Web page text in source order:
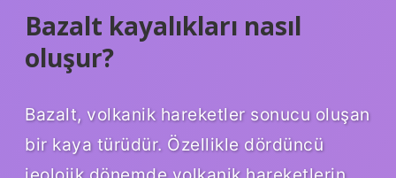
Bazalt kayalıkları nasıl
oluşur?
Bazalt, volkanik hareketler sonucu oluşan
bir kaya türüdür. Özellikle dördüncü